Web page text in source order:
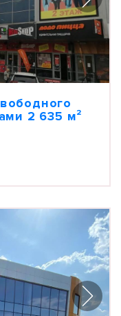
2 635 м²